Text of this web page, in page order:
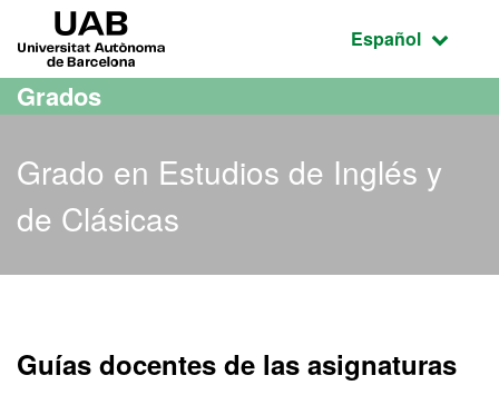
Acceso al contenido principal
Acceso a la navegación de la página
Idioma
Español
Grados
Grado en Estudios de Inglés y
de Clásicas
Guías docentes de las asignaturas